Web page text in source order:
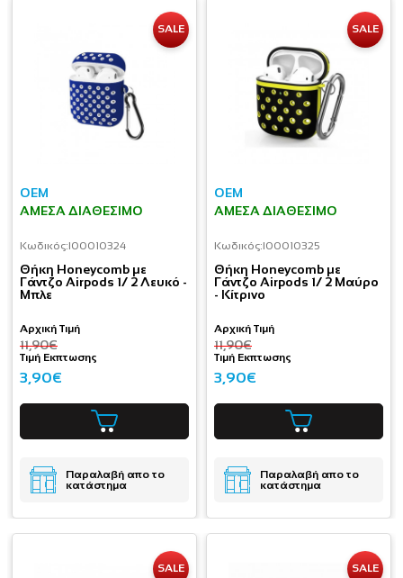
SALE
OEM
ΆΜΕΣΑ ΔΙΑΘΈΣΙΜΟ
Κωδικός:I00010324
Θήκη Honeycomb με
Γάντζο Airpods 1/ 2 Λευκό -
Μπλε
Αρχική Τιμή
11,90€
Τιμή Εκπτωσης
3,90€
Παραλαβή απο το
κατάστημα
SALE
OEM
ΆΜΕΣΑ ΔΙΑΘΈΣΙΜΟ
Κωδικός:I00010325
Θήκη Honeycomb με
Γάντζο Airpods 1/ 2 Μαύρο
- Κίτρινο
Αρχική Τιμή
11,90€
Τιμή Εκπτωσης
3,90€
Παραλαβή απο το
κατάστημα
SALE SALE